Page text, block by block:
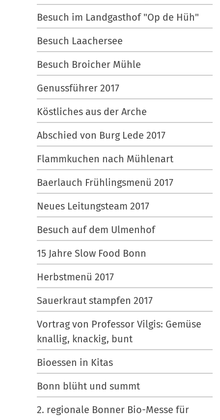
Besuch im Landgasthof "Op de Hüh"
Besuch Laachersee
Besuch Broicher Mühle
Genussführer 2017
Köstliches aus der Arche
Abschied von Burg Lede 2017
Flammkuchen nach Mühlenart
Baerlauch Frühlingsmenü 2017
Neues Leitungsteam 2017
Besuch auf dem Ulmenhof
15 Jahre Slow Food Bonn
Herbstmenü 2017
Sauerkraut stampfen 2017
Vortrag von Professor Vilgis: Gemüse
knallig, knackig, bunt
Bioessen in Kitas
Bonn blüht und summt
2. regionale Bonner Bio-Messe für